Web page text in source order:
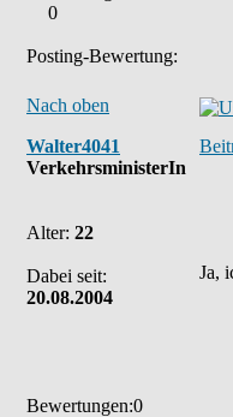
0
Posting-Bewertung:
Nach oben
Walter4041
VerkehrsministerIn
Alter: 22
Dabei seit:
20.08.2004
Bewertungen:0
Ja,